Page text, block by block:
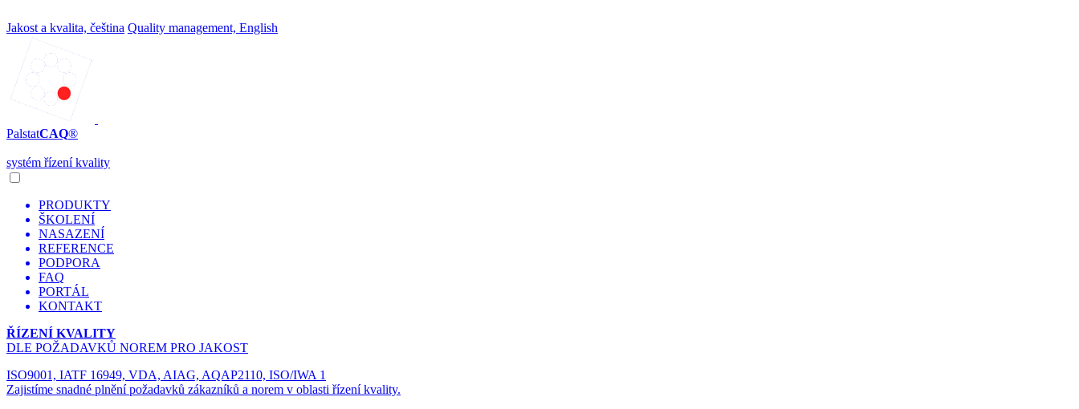
Jakost a kvalita, čeština Quality management, English
PalstatCAQ®
systém řízení kvality
PRODUKTY
ŠKOLENÍ
NASAZENÍ
REFERENCE
PODPORA
FAQ
PORTÁL
KONTAKT
ŘÍZENÍ KVALITY
DLE POŽADAVKŮ NOREM PRO JAKOST
ISO9001, IATF 16949, VDA, AIAG, AQAP2110, ISO/IWA 1
Zajistíme snadné plnění požadavků zákazníků a norem v oblasti řízení kvality.